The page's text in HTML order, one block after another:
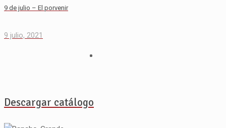
9 de julio – El porvenir
9 julio, 2021
Descargar catálogo